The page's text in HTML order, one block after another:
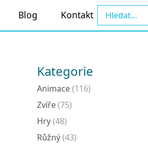
Blog Kontakt
Kategorie
Animace(116)
Zvíře(75)
Hry(48)
Růžný(43)